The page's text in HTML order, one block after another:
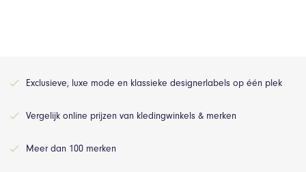
Exclusieve, luxe mode en klassieke designerlabels op één plek
Vergelijk online prijzen van kledingwinkels & merken
Meer dan 100 merken